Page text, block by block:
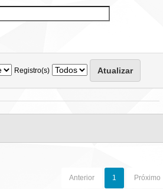
Registro(s)
Anterior 1 Próximo